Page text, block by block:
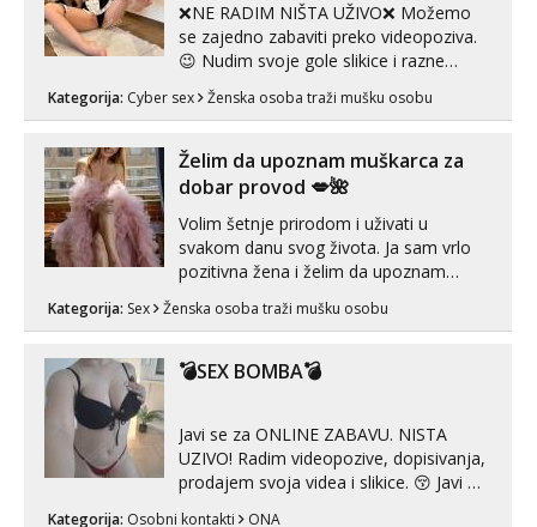
❌NE RADIM NIŠTA UŽIVO❌ Možemo
se zajedno zabaviti preko videopoziva.
😉 Nudim svoje gole slikice i razne
videouradke. 🤩 Za online zabavu pošalji
poruku na Whatsapp, Telegram ili Viber.
autentičnosti možeš me vidjeti na
videopozivu. 😉 S vama sam vec 5 ...
Kategorija: Cyber sex Ženska osoba traži mušku osobu
Želim da upoznam muškarca za
dobar provod 💋🌺
Volim šetnje prirodom i uživati u
svakom danu svog života. Ja sam vrlo
pozitivna žena i želim da upoznam
može i nešto više.💋🌺 Klikni na link
Kategorija: Sex Ženska osoba traži mušku osobu
💣SEX BOMBA💣
Javi se za ONLINE ZABAVU. NISTA
UZIVO! Radim videopozive, dopisivanja,
prodajem svoja videa i slikice. 😚 Javi mi
Kategorija: Osobni kontakti ONA